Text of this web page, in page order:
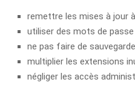
remettre les mises à jour
utiliser des mots de
ne pas faire de
multiplier les extensions
négliger les accès